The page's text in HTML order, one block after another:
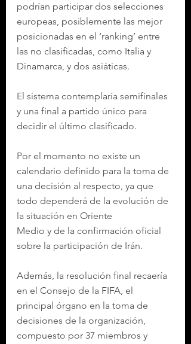
podrían participar dos selecciones
europeas, posiblemente las mejor
posicionadas en el ‘ranking’ entre
las no clasificadas, como Italia y
Dinamarca, y dos asiáticas.
El sistema contemplaría semifinales
y una final a partido único para
decidir el último clasificado.
Por el momento no existe un
calendario definido para la toma de
una decisión al respecto, ya que
todo dependerá de la evolución de
la situación en Oriente
Medio y de la confirmación oficial
sobre la participación de Irán.
Además, la resolución final recaería
en el Consejo de la FIFA, el
principal órgano en la toma de
decisiones de la organización,
compuesto por 37 miembros y